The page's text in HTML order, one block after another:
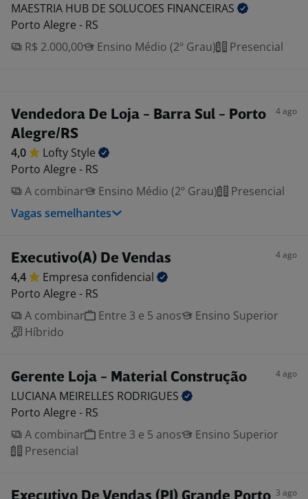
MAESTRIA HUB DE SOLUCOES FINANCEIRAS
Porto Alegre - RS
R$ 2.000,00
Ensino Médio (2º Grau) Presencial
Vendedora De Loja - Barra Sul - Porto
Alegre/RS
4 ago
4,0 Lofty Style
Porto Alegre - RS
A combinar
Ensino Médio (2º Grau)
Presencial
Vagas semelhantes
Executivo(A) De Vendas 4 ago
4,4 Empresa confidencial
Porto Alegre - RS
A combinar
Entre 3 e 5 anos
Ensino Superior
Híbrido
Gerente Loja - Material Construção 4 ago
LUCIANA MEIRELLES RODRIGUES
Porto Alegre - RS
A combinar
Entre 3 e 5 anos
Ensino Superior
Presencial
3 ago